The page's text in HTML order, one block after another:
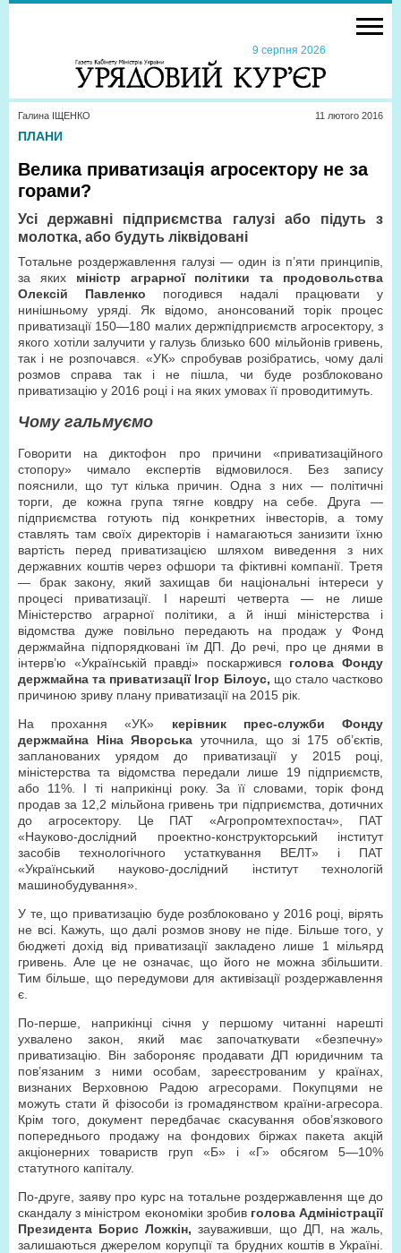
9 серпня 2026
Галина ІЩЕНКО 11 лютого 2016
ПЛАНИ
Велика приватизація агросектору не за
горами?
Усі державні підприємства галузі або підуть з
молотка, або будуть ліквідовані
Тотальне роздержавлення галузі — один із п’яти принципів,
за яких міністр аграрної політики та продовольства
Олексій Павленко погодився надалі працювати у
нинішньому уряді. Як відомо, анонсований торік процес
приватизації 150—180 малих держпідприємств агросектору, з
якого хотіли залучити у галузь близько 600 мільйонів гривень,
так і не розпочався. «УК» спробував розібратись, чому далі
розмов справа так і не пішла, чи буде розблоковано
приватизацію у 2016 році і на яких умовах її проводитимуть.
Чому гальмуємо
Говорити на диктофон про причини «приватизаційного
стопору» чимало експертів відмовилося. Без запису
пояснили, що тут кілька причин. Одна з них — політичні
торги, де кожна група тягне ковдру на себе. Друга —
підприємства готують під конкретних інвесторів, а тому
ставлять там своїх директорів і намагаються занизити їхню
вартість перед приватизацією шляхом виведення з них
державних коштів через офшори та фіктивні компанії. Третя
— брак закону, який захищав би національні інтереси у
процесі приватизації. І нарешті четверта — не лише
Міністерство аграрної політики, а й інші міністерства і
відомства дуже повільно передають на продаж у Фонд
держмайна підпорядковані їм ДП. До речі, про це днями в
інтерв’ю «Українській правді» поскаржився голова Фонду
держмайна та приватизації Ігор Білоус, що стало частково
причиною зриву плану приватизації на 2015 рік.
На прохання «УК» керівник прес-служби Фонду
держмайна Ніна Яворськауточнила, що зі 175 об’єктів,
запланованих урядом до приватизації у 2015 році,
міністерства та відомства передали лише 19 підприємств,
або 11%. І ті наприкінці року. За її словами, торік фонд
продав за 12,2 мільйона гривень три підприємства, дотичних
до агросектору. Це ПАТ «Агропромтехпостач», ПАТ
«Науково-дослідний проектно-конструкторський інститут
засобів технологічного устаткування ВЕЛТ» і ПАТ
«Український науково-дослідний інститут технологій
машинобудування».
У те, що приватизацію буде розблоковано у 2016 році, вірять
не всі. Кажуть, що далі розмов знову не піде. Більше того, у
бюджеті дохід від приватизації закладено лише 1 мільярд
гривень. Але це не означає, що його не можна збільшити.
Тим більше, що передумови для активізації роздержавлення
є.
По-перше, наприкінці січня у першому читанні нарешті
ухвалено закон, який має започаткувати «безпечну»
приватизацію. Він забороняє продавати ДП юридичним та
пов’язаним з ними особам, зареєстрованим у країнах,
визнаних Верховною Радою агресорами. Покупцями не
можуть стати й фізособи із громадянством країни-агресора.
Крім того, документ передбачає скасування обов’язкового
попереднього продажу на фондових біржах пакета акцій
акціонерних товариств груп «Б» і «Г» обсягом 5—10%
статутного капіталу.
По-друге, заяву про курс на тотальне роздержавлення ще до
скандалу з міністром економіки зробив голова Адміністрації
Президента Борис Ложкін, зауваживши, що ДП, на жаль,
залишаються джерелом корупції та брудних коштів в Україні.